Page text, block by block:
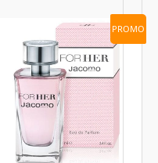
PROMO
El
precio
original
era:
$450,000.
El
precio
actual
es:
$179,900.